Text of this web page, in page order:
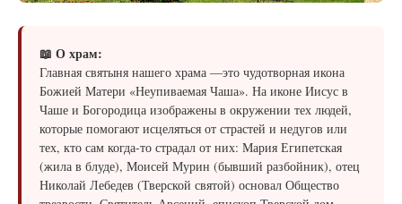
📖 О храм:
​​​​​Главная святыня нашего храма —это чудотворная икона
Божией Матери «Неупиваемая Чаша». На иконе Иисус в
Чаше и Богородица изображены в окружении тех людей,
которые помогают исцеляться от страстей и недугов или
тех, кто сам когда-то страдал от них: Мария Египетская
(жила в блуде), Моисей Мурин (бывший разбойник), отец
Николай Лебедев (Тверской святой) основал Общество